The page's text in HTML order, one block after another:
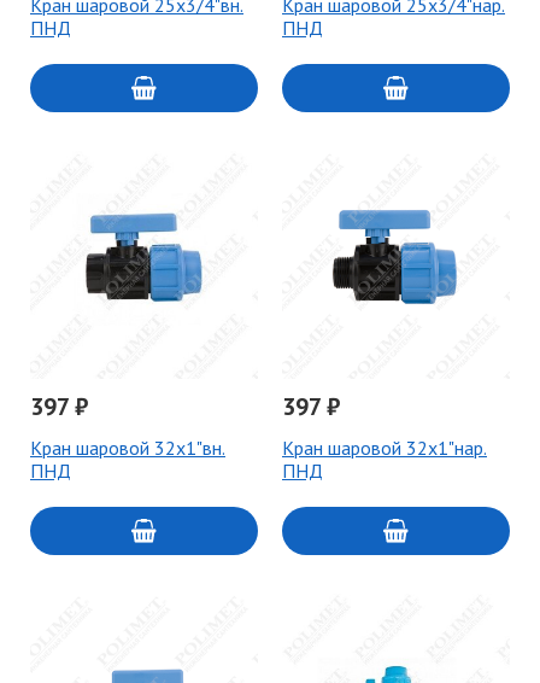
Кран шаровой 25х3/4"вн.
ПНД
Кран шаровой 25х3/4"нар.
ПНД
397 ₽
Кран шаровой 32х1"вн.
ПНД
397 ₽
Кран шаровой 32х1"нар.
ПНД